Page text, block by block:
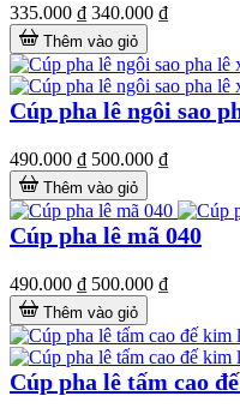
335.000 ₫ 340.000 ₫
Thêm vào giỏ
Cúp pha lê ngôi sao
490.000 ₫ 500.000 ₫
Thêm vào giỏ
Cúp pha lê mã 040
490.000 ₫ 500.000 ₫
Thêm vào giỏ
Cúp pha lê tấm cao